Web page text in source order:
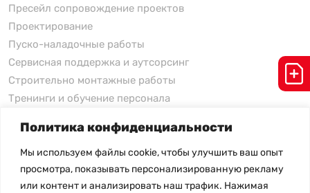
Политика конфиденциальности
Мы используем файлы cookie, чтобы улучшить ваш опыт
просмотра, показывать персонализированную рекламу
или контент и анализировать наш трафик. Нажимая
Пресейл сопровождение проектов
Проектирование
Пуско-наладочные работы
Сервисная поддержка и аутсорсинг
Строительно монтажные работы
Тренинги и обучение персонала
xFusion
xFusion
xFusion AI Solution